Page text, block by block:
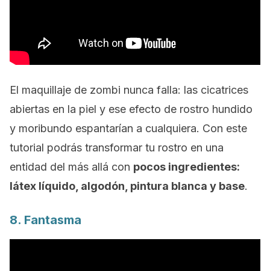
El maquillaje de zombi nunca falla: las cicatrices
abiertas en la piel y ese efecto de rostro hundido
y moribundo espantarían a cualquiera. Con este
tutorial podrás transformar tu rostro en una
entidad del más allá con pocos ingredientes:
látex líquido, algodón, pintura blanca y base.
8. Fantasma